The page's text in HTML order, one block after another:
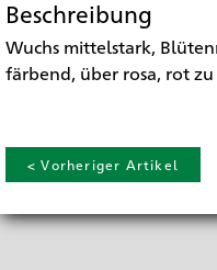
Beschreibung
Wuchs mittelstark,
färbend, über rosa, rot
< Vorheriger Artikel